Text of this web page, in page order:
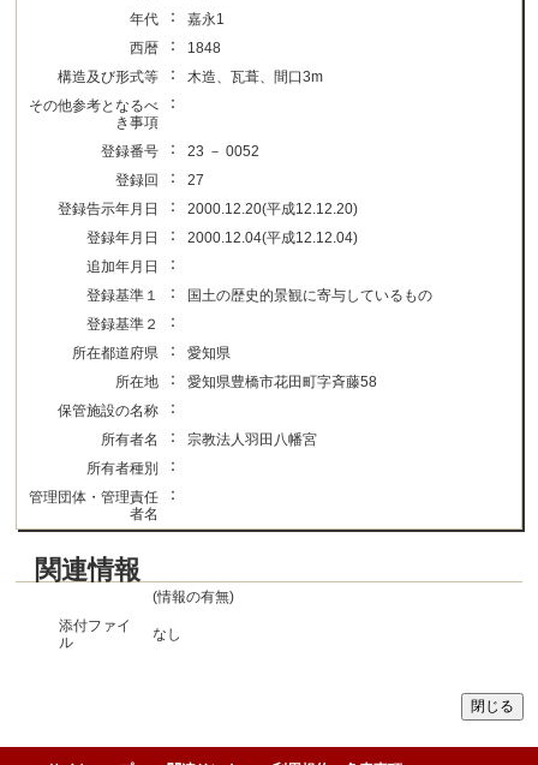
年代
：
嘉永1
西暦
：
1848
構造及び形式等
：
木造、瓦葺、間口3m
その他参考となるべ
き事項
：
登録番号 ：
23 － 0052
登録回
：
27
登録告示年月日
：
2000.12.20(平成12.12.20)
登録年月日
：
2000.12.04(平成12.12.04)
追加年月日
：
登録基準１ ：
国土の歴史的景観に寄与しているもの
登録基準２
：
所在都道府県 ：
愛知県
所在地
：
愛知県豊橋市花田町字斉藤58
保管施設の名称
：
所有者名 ：
宗教法人羽田八幡宮
所有者種別
：
管理団体・管理責任
者名
：
関連情報
(情報の有無)
添付ファイ
ル
なし